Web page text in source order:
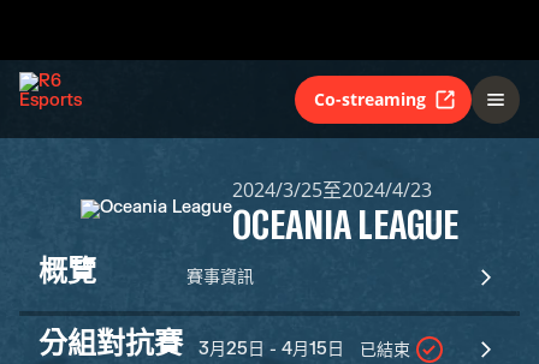
Co-streaming
2024/3/25至2024/4/23
OCEANIA LEAGUE
概覽 賽事資訊
分組對抗賽 3月25日 - 4月15日 已結束